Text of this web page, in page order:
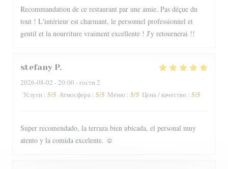
Recommandation de ce restaurant par une amie. Pas déçue du
tout ! L'intérieur est charmant, le personnel professionnel et
gentil et la nourriture vraiment excellente ! J'y retournerai !!
stefany P
2026-08-02 - 20:00 - гости 2
Услуги : 5/5 Атмосфера : 5/5 Меню : 5/5 Цена / качество : 5/5
Super recomendado, la terraza bien ubicada, el personal muy
atento y la comida excelente. ☺️